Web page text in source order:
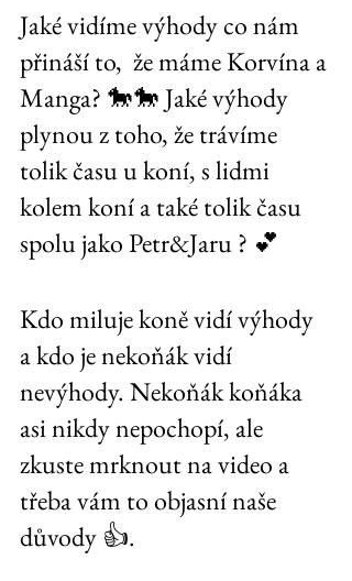
Jaké vidíme výhody co nám
přináší to,  že máme Korvína a
Manga? 🐎🐎 Jaké výhody
plynou z toho, že trávíme
tolik času u koní, s lidmi
kolem koní a také tolik času
spolu jako Petr&Jaru ? 💕
Kdo miluje koně vidí výhody
a kdo je nekoňák vidí
nevýhody. Nekoňák koňáka
asi nikdy nepochopí, ale
zkuste mrknout na video a
třeba vám to objasní naše
důvody 👍.